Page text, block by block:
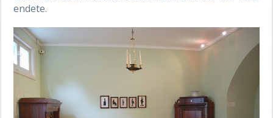
endete.